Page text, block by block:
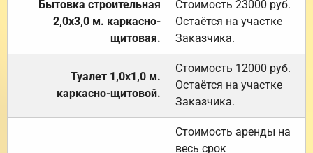
Бытовка строительная
2,0х3,0 м. каркасно-
щитовая.
Стоимость 23000 руб.
Остаётся на участке
Заказчика.
Туалет 1,0х1,0 м.
каркасно-щитовой.
Стоимость 12000 руб.
Остаётся на участке
Заказчика.
Стоимость аренды на
весь срок